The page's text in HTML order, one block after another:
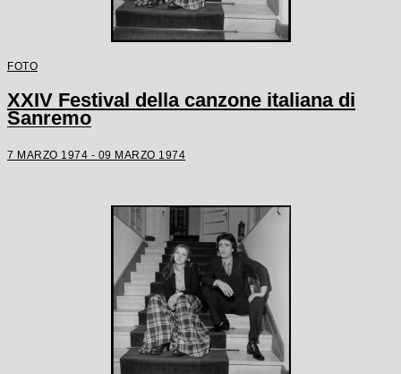
FOTO
XXIV Festival della canzone italiana di
Sanremo
7 MARZO 1974 - 09 MARZO 1974